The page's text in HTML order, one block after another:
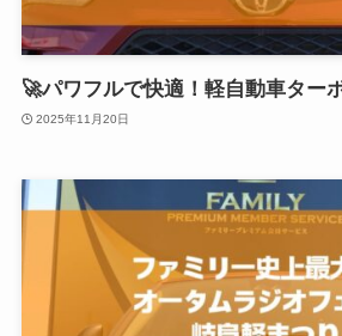
🚀パワフルで快適！軽自動車ター
2025年11月20日